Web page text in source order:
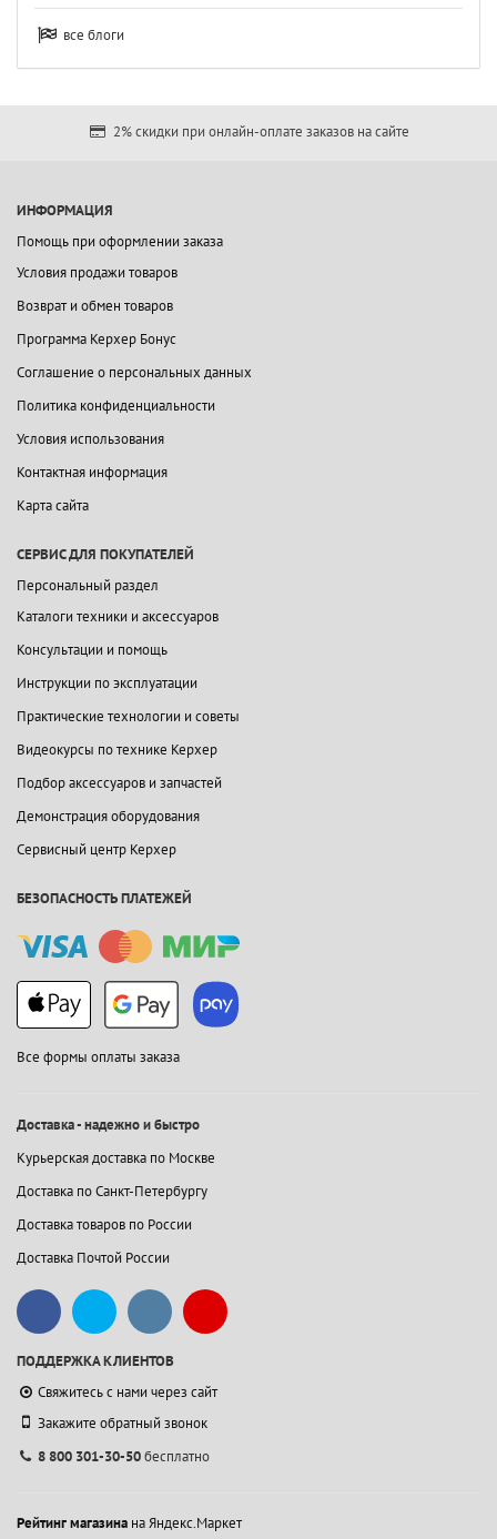
все блоги
2% скидки при онлайн-оплате заказов на сайте
ИНФОРМАЦИЯ
Помощь при оформлении заказа
Условия продажи товаров
Возврат и обмен товаров
Программа Керхер Бонус
Соглашение о персональных данных
Политика конфиденциальности
Условия использования
Контактная информация
Карта сайта
СЕРВИС ДЛЯ ПОКУПАТЕЛЕЙ
Персональный раздел
Каталоги техники и аксессуаров
Консультации и помощь
Инструкции по эксплуатации
Практические технологии и советы
Видеокурсы по технике Керхер
Подбор аксессуаров и запчастей
Демонстрация оборудования
Сервисный центр Керхер
БЕЗОПАСНОСТЬ ПЛАТЕЖЕЙ
Все формы оплаты заказа
Доставка - надежно и быстро
Курьерская доставка по Москве
Доставка по Санкт-Петербургу
Доставка товаров по России
Доставка Почтой России
ПОДДЕРЖКА КЛИЕНТОВ
Свяжитесь с нами через сайт
Закажите обратный звонок
8 800 301-30-50бесплатно
Рейтинг магазина на Яндекс.Маркет